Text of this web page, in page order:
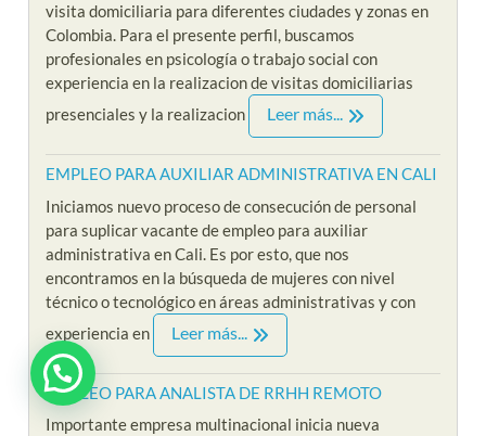
visita domiciliaria para diferentes ciudades y zonas en
Colombia. Para el presente perfil, buscamos
profesionales en psicología o trabajo social con
experiencia en la realizacion de visitas domiciliarias
presenciales y la realizacion
Leer más...
EMPLEO PARA AUXILIAR ADMINISTRATIVA EN CALI
Iniciamos nuevo proceso de consecución de personal
para suplicar vacante de empleo para auxiliar
administrativa en Cali. Es por esto, que nos
encontramos en la búsqueda de mujeres con nivel
técnico o tecnológico en áreas administrativas y con
experiencia en
Leer más...
EMPLEO PARA ANALISTA DE RRHH REMOTO
Importante empresa multinacional inicia nueva